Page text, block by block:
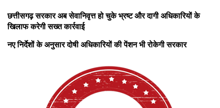
छत्तीसगढ़ सरकार अब सेवानिवृत्त हो चुके भ्रष्ट और दागी अधिकारियों के
खिलाफ करेगी सख्त कार्रवाई
नए निर्देशों के अनुसार दोषी अधिकारियों की पेंशन भी रोकेगी सरकार